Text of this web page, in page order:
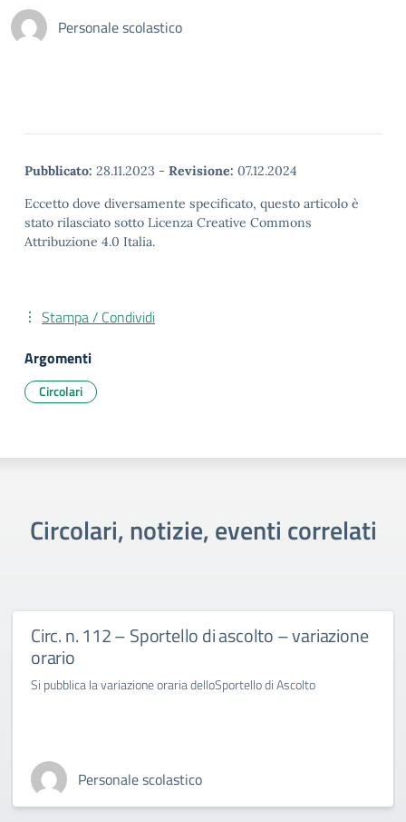
Personale scolastico
Pubblicato: 28.11.2023 - Revisione: 07.12.2024
Eccetto dove diversamente specificato, questo articolo è
stato rilasciato sotto Licenza Creative Commons
Attribuzione 4.0 Italia.
Stampa / Condividi
Argomenti
Circolari
Circolari, notizie, eventi correlati
Circ. n. 112 – Sportello di ascolto – variazione
orario
Si pubblica la variazione oraria delloSportello di Ascolto
Personale scolastico